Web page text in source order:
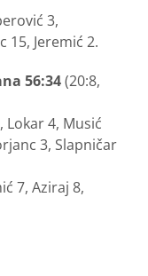
3,
15, Jeremić 2.
56:34(20:8,
Lokar 4, Musić
3, Slapničar
7, Aziraj 8,